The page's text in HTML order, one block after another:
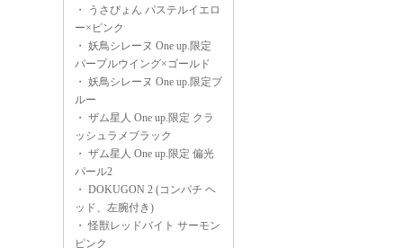
・
うさぴょん パステルイエロ
ー×ピンク
・ 妖鳥シレーヌ One up.限定
パープルウイング×ゴールド
・ 妖鳥シレーヌ One up.限定ブ
ルー
・ ザム星人 One up.限定 クラ
ッシュラメブラック
・ ザム星人 One up.限定 偏光
パール2
・ DOKUGON 2 (コンパチ ヘ
ッド、左腕付き)
・怪獣レッドバイト サーモン
ピンク